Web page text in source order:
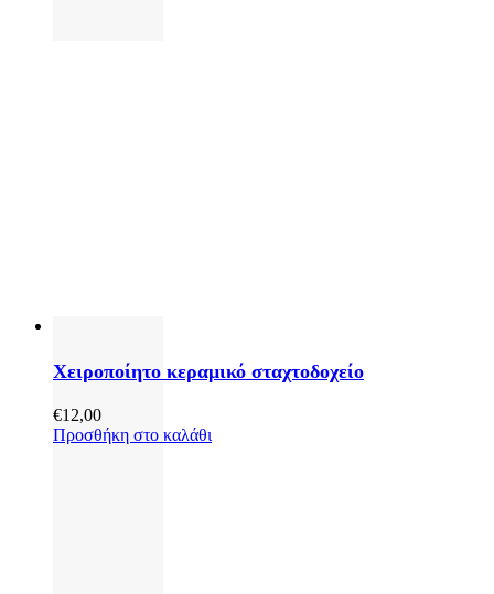
Χειροποίητο κεραμικό σταχτοδοχείο
€12,00
Προσθήκη στο καλάθι